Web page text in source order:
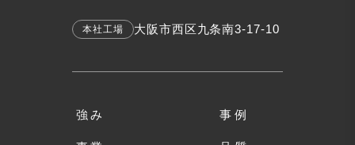
本社工場 大阪市西区九条南3-17-10
強み 事例